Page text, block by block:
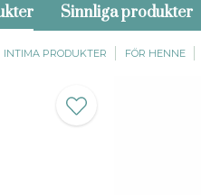
Sinnliga produkter
INTIMA PRODUKTER FÖR HENNE